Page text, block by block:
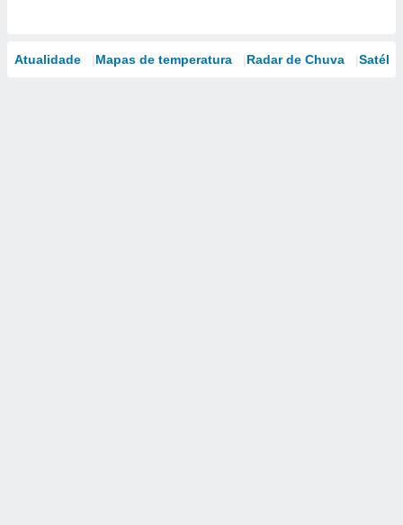
Atualidade Mapas de temperatura Radar de Chuva